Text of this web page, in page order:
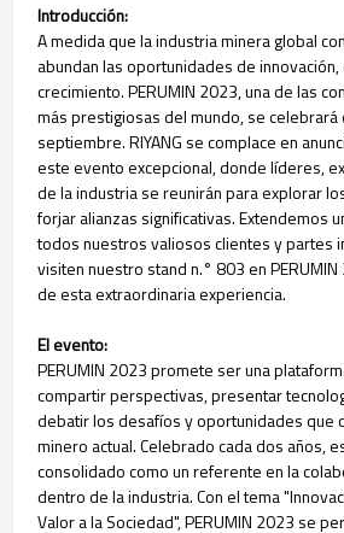
Introducción:
A medida que la industria minera global
abundan las oportunidades de
crecimiento. PERUMIN 2023, una de las
más prestigiosas del mundo, se celebrará
septiembre. RIYANG se complace en
este evento excepcional, donde líderes,
de la industria se reunirán para explorar
forjar alianzas significativas. Extendemos
todos nuestros valiosos clientes y partes
visiten nuestro stand n.° 803 en
de esta extraordinaria experiencia.
El evento:
PERUMIN 2023 promete ser una
compartir perspectivas, presentar
debatir los desafíos y oportunidades que
minero actual. Celebrado cada dos años,
consolidado como un referente en la
dentro de la industria. Con el tema
Valor a la Sociedad", PERUMIN 2023 se